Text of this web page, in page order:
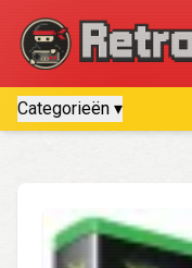
Categorieën ▾